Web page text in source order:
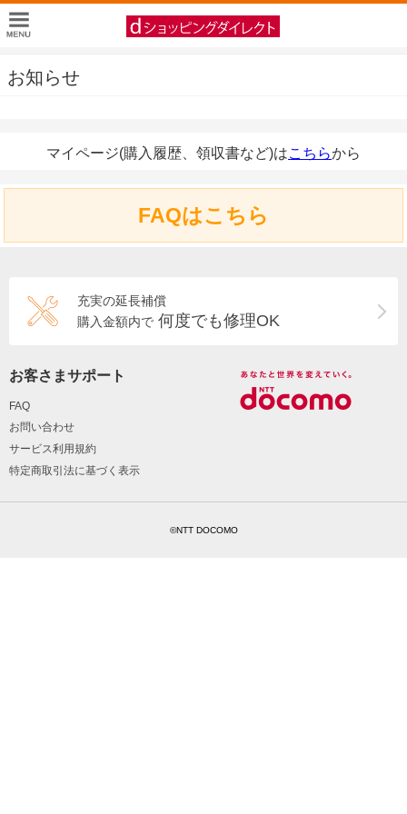
お知らせ
マイページ(購入履歴、領収書など)はこちらから
FAQはこちら
充実の延長補償
購入金額内で 何度でも修理OK
お客さまサポート
FAQ
お問い合わせ
サービス利用規約
特定商取引法に基づく表示
©NTT DOCOMO